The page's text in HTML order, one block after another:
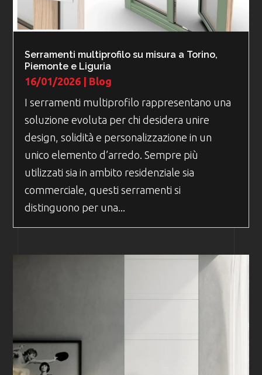
Serramenti multiprofilo su misura a Torino,
Piemonte e Liguria
16/01/2026 | Blog
I serramenti multiprofilo rappresentano una
soluzione evoluta per chi desidera unire
design, solidità e personalizzazione in un
unico elemento d’arredo. Sempre più
utilizzati sia in ambito residenziale sia
commerciale, questi serramenti si
distinguono per una...